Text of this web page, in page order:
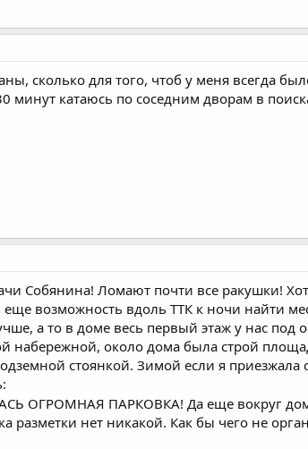
сколько для того, чтоб у меня всегда
минут катаюсь по соседним дворам в
Собянина! Ломают почти все ракушки!
еще возможность вдоль ТТК к ночи найти
а то в доме весь первый этаж у нас под
набережной, около дома была строй
стоянкой. Зимой если я
ПАРКОВКА! Да еще вокруг дома
разметки нет никакой. Как бы чего не